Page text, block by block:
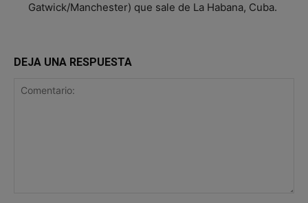
Gatwick/Manchester) que sale de La Habana, Cuba.
DEJA UNA RESPUESTA